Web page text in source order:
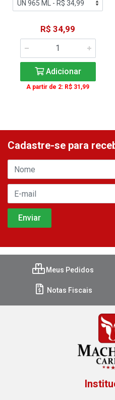
R$ 34,99
Adicionar
A partir de 2: R$ 31,99
Cadastre-se para
Meus Pedidos
Notas Fiscais